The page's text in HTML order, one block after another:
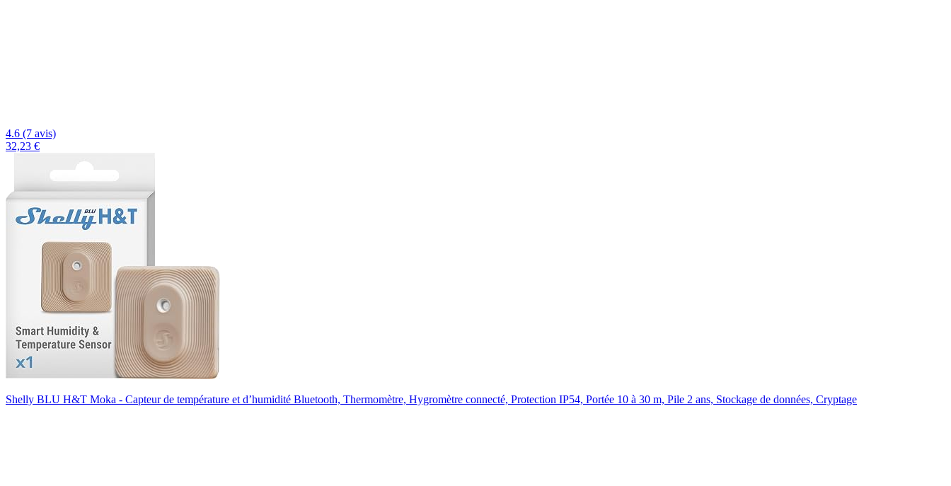
4.6 (7 avis)
32,23 €
Shelly BLU H&T Moka - Capteur de température et d’humidité Bluetooth, Thermomètre, Hygromètre connecté, Protection IP54, Portée 10 à 30 m, Pile 2 ans, Stockage de données, Cryptage